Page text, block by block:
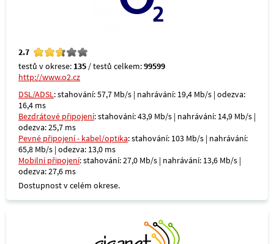
2.7
testů v okrese: 135 / testů celkem:99599
http://www.o2.cz
DSL/ADSL: stahování: 57,7 Mb/s | nahrávání: 19,4 Mb/s | odezva:
16,4 ms
Bezdrátové připojení: stahování: 43,9 Mb/s | nahrávání: 14,9 Mb/s |
odezva: 25,7 ms
Pevné připojení - kabel/optika: stahování: 103 Mb/s | nahrávání:
65,8 Mb/s | odezva: 13,0 ms
Mobilní připojení: stahování: 27,0 Mb/s | nahrávání: 13,6 Mb/s |
odezva: 27,6 ms
Dostupnost v celém okrese.